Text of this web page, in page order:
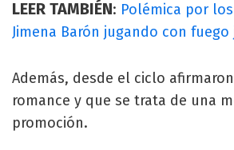
LEER TAMBIÉN: Polémica por
Jimena Barón jugando con
Además, desde el ciclo
romance y que se trata de una
promoción.